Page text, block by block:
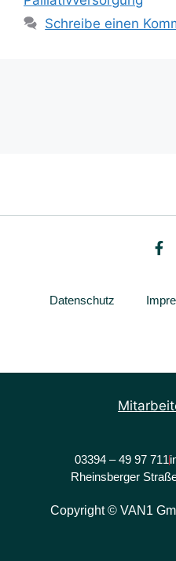
Schreibe einen
Datenschutz
Copyright © VAN1
03394 – 49 97 711
Rheinsberger